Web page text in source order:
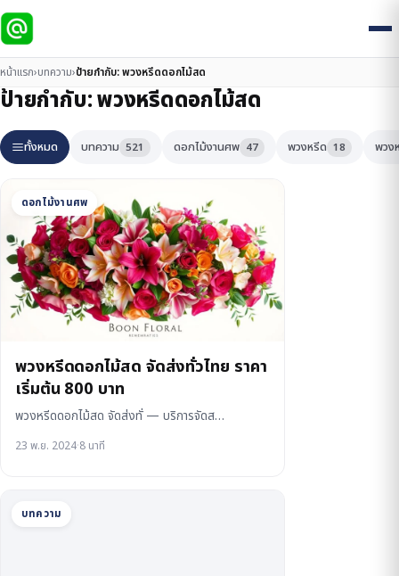
หน้าแรก›บทความ›ป้ายกำกับ:พวงหรีดดอกไม้สด
ป้ายกำกับ:พวงหรีดดอกไม้สด
ทั้งหมด บทความ 521 ดอกไม้งานศพ 47 พวงหรีด 18 พวง
ดอกไม้งานศพ
พวงหรีดดอกไม้สด จัดส่งทั่วไทย ราคา
เริ่มต้น 800 บาท
พวงหรีดดอกไม้สด จัดส่งทั่ — บริการจัดส…
23 พ.ย. 2024·8 นาที
บทความ